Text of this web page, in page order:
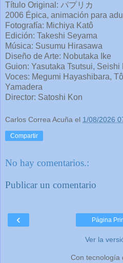
Título Original: パプリカ
2006 Épica, animación para
Fotografía: Michiya Katô
Edición: Takeshi Seyama
Música: Susumu Hirasawa
Diseño de Arte: Nobutaka Ike
Guion: Yasutaka Tsutsui,
Voces: Megumi Hayashibara,
Yamadera
Director: Satoshi Kon
Carlos Correa Acuña el 1/08/2026
Compartir
No hay comentarios.:
Publicar un comentario
‹ Página
Ver la
Con tecnología